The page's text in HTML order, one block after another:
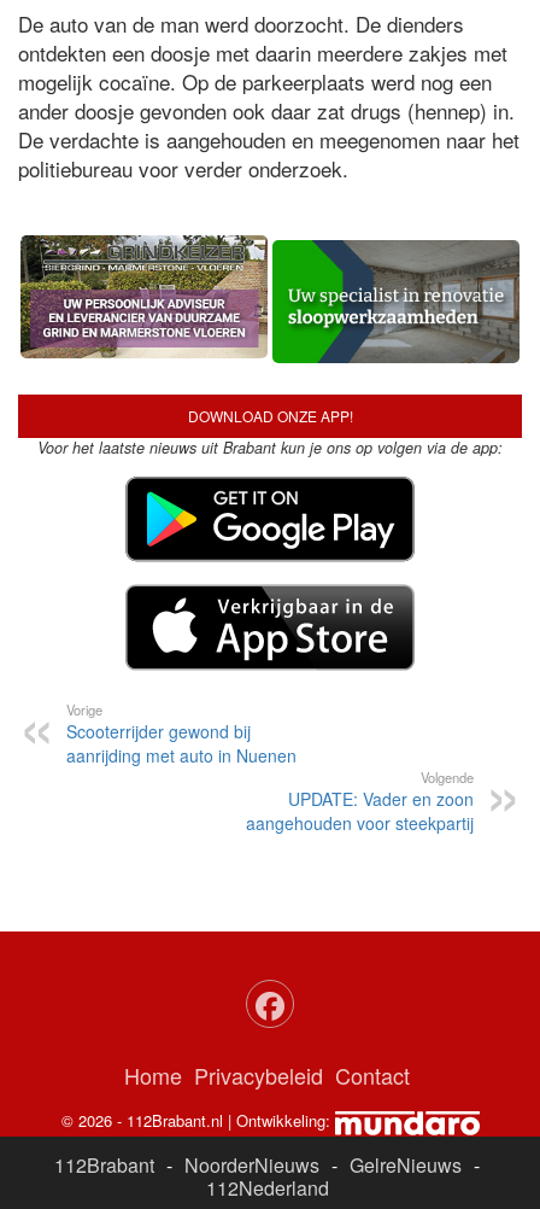
De auto van de man werd doorzocht. De dienders
ontdekten een doosje met daarin meerdere zakjes met
mogelijk cocaïne. Op de parkeerplaats werd nog een
ander doosje gevonden ook daar zat drugs (hennep) in.
De verdachte is aangehouden en meegenomen naar het
politiebureau voor verder onderzoek.
DOWNLOAD ONZE APP!
Voor het laatste nieuws uit Brabant kun je ons op volgen via de app:
Vorige
Scooterrijder gewond bij
aanrijding met auto in Nuenen
Volgende
UPDATE: Vader en zoon
aangehouden voor steekpartij
Home Privacybeleid Contact
© 2026 - 112Brabant.nl | Ontwikkeling:
112Brabant - NoorderNieuws - GelreNieuws -
112Nederland